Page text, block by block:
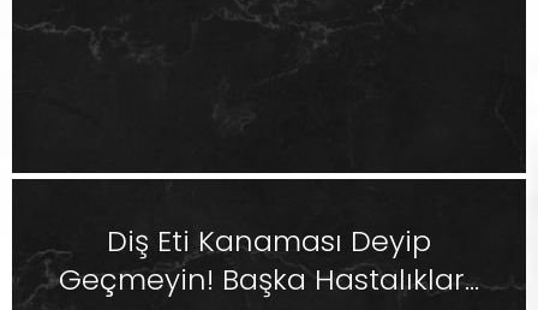
Diş Eti Kanaması Deyip
Geçmeyin! Başka Hastalıklar...